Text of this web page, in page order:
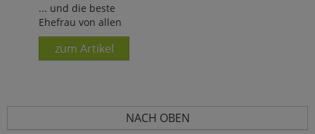
... und die beste
Ehefrau von allen
zum Artikel
NACH OBEN